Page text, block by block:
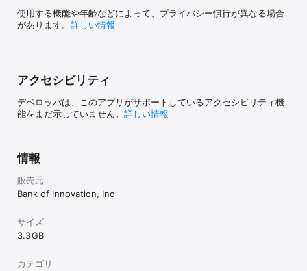
使用する機能や年齢などによって、プライバシー慣行が異なる場合
があります。 詳しい情報
アクセシビリティ
デベロッパは、このアプリがサポートしているアクセシビリティ機
能をまだ示していません。 詳しい情報
情報
販売元
Bank of Innovation, Inc
サイズ
3.3 GB
カテゴリ